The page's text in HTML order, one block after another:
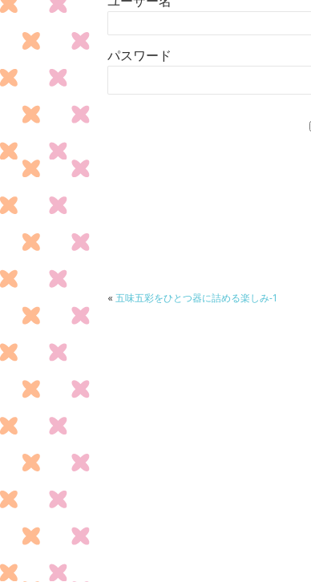
パスワード
«五味五彩をひとつ器に詰める楽しみ-1